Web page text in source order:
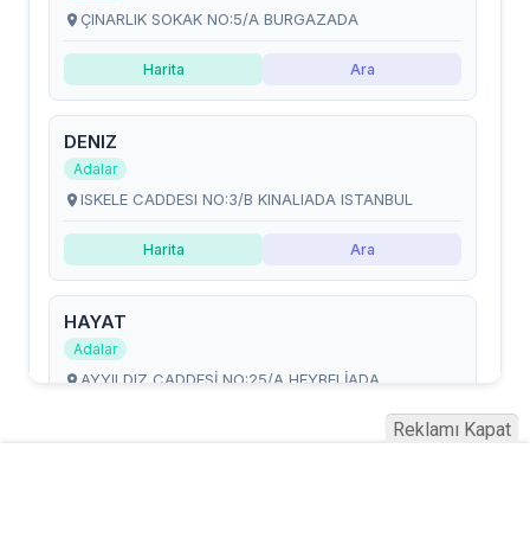
Reklamı Kapat